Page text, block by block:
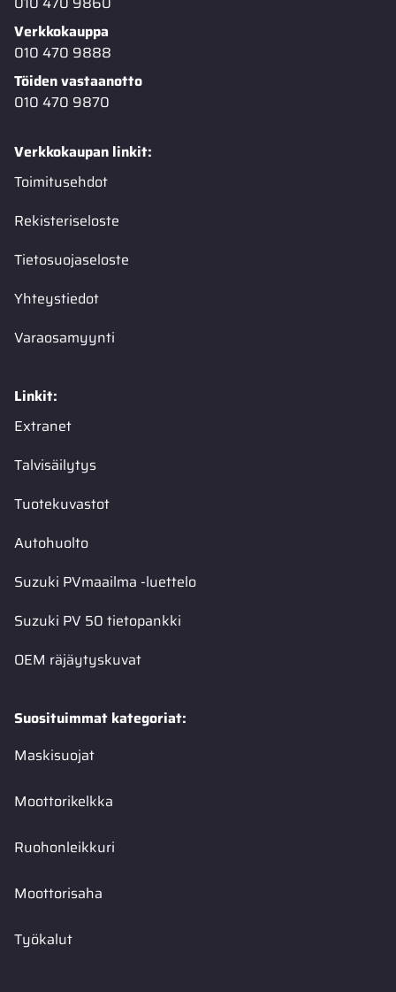
Verkkokauppa
010 470 9888
Töiden vastaanotto
010 470 9870
Verkkokaupan linkit:
Toimitusehdot
Rekisteriseloste
Tietosuojaseloste
Yhteystiedot
Varaosamyynti
Linkit:
Extranet
Talvisäilytys
Tuotekuvastot
Autohuolto
Suzuki PVmaailma -luettelo
Suzuki PV 50 tietopankki
OEM räjäytyskuvat
Suosituimmat kategoriat:
Maskisuojat
Moottorikelkka
Ruohonleikkuri
Moottorisaha
Työkalut